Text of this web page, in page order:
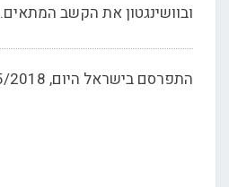
ובוושינגטון את הקשב המתאים.
התפרסם בישראל היום, 10/05/2018